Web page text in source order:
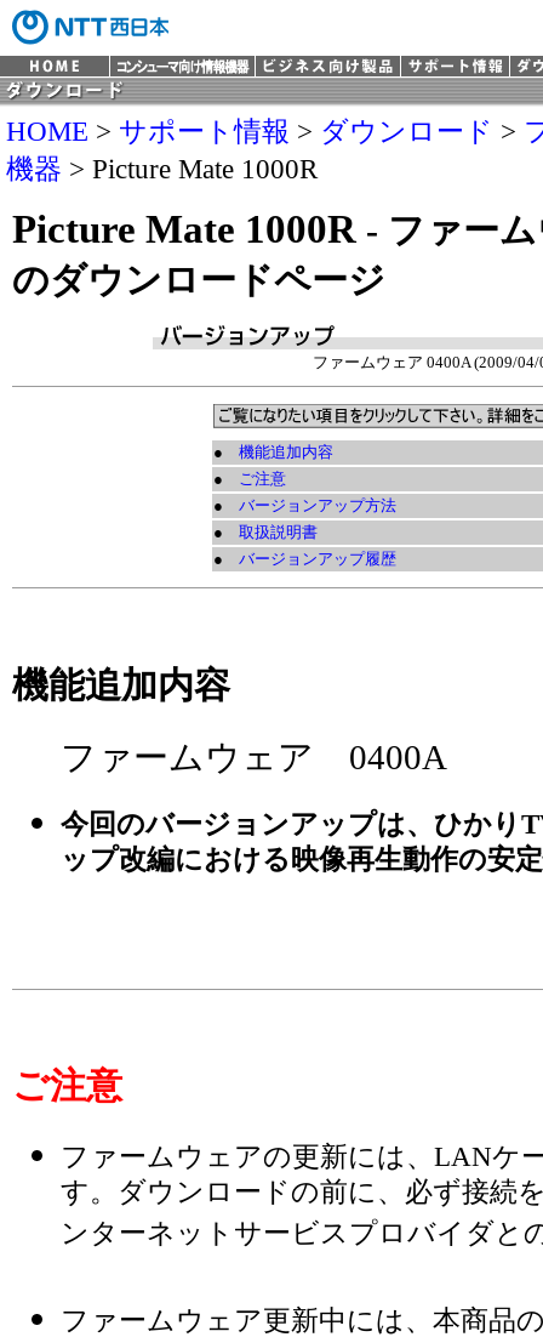
HOME > サポート情報 > ダウンロード >
機器 > Picture Mate 1000R
Picture Mate 1000R - ファー
のダウンロードページ
ファームウェア 0400A (2009/04/
● 機能追加内容
● ご注意
● バージョンアップ方法
● 取扱説明書
● バージョンアップ履歴
機能追加内容
ファームウェア 0400A
今回のバージョンアップは、ひかり
ップ改編における映像再生動作の安
ご注意
ファームウェアの更新には、LANケ
す。ダウンロードの前に、必ず接続
ンターネットサービスプロバイダと
ファームウェア更新中には、本商品